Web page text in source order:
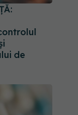
de